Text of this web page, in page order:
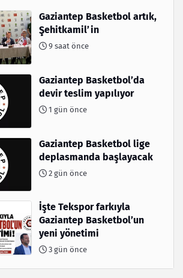
Gaziantep Basketbol artık,
Şehitkamil’in
9 saat önce
Gaziantep Basketbol’da
devir teslim yapılıyor
1 gün önce
Gaziantep Basketbol lige
deplasmanda başlayacak
2 gün önce
İşte Tekspor farkıyla
Gaziantep Basketbol’un
yeni yönetimi
3 gün önce